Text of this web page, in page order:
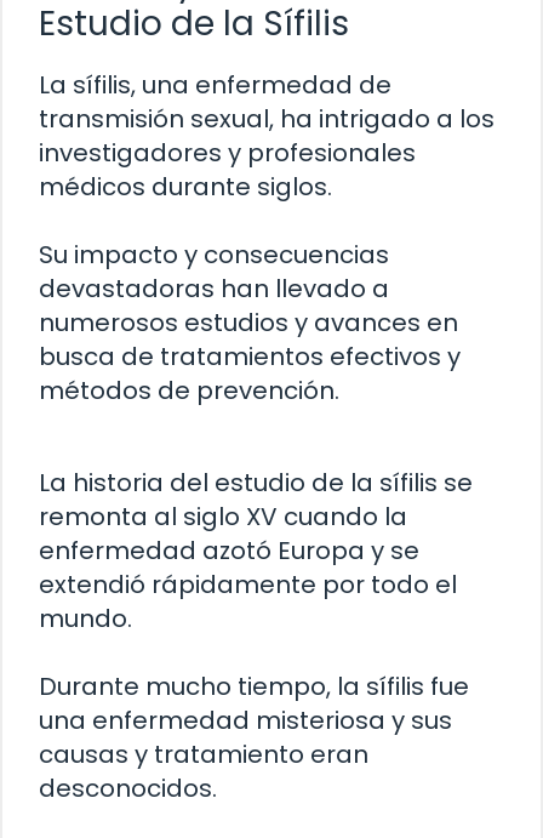
Estudio de la Sífilis
La sífilis, una enfermedad de
transmisión sexual, ha intrigado a los
investigadores y profesionales
médicos durante siglos.
Su impacto y consecuencias
devastadoras han llevado a
numerosos estudios y avances en
busca de tratamientos efectivos y
métodos de prevención.
La historia del estudio de la sífilis se
remonta al siglo XV cuando la
enfermedad azotó Europa y se
extendió rápidamente por todo el
mundo.
Durante mucho tiempo, la sífilis fue
una enfermedad misteriosa y sus
causas y tratamiento eran
desconocidos.